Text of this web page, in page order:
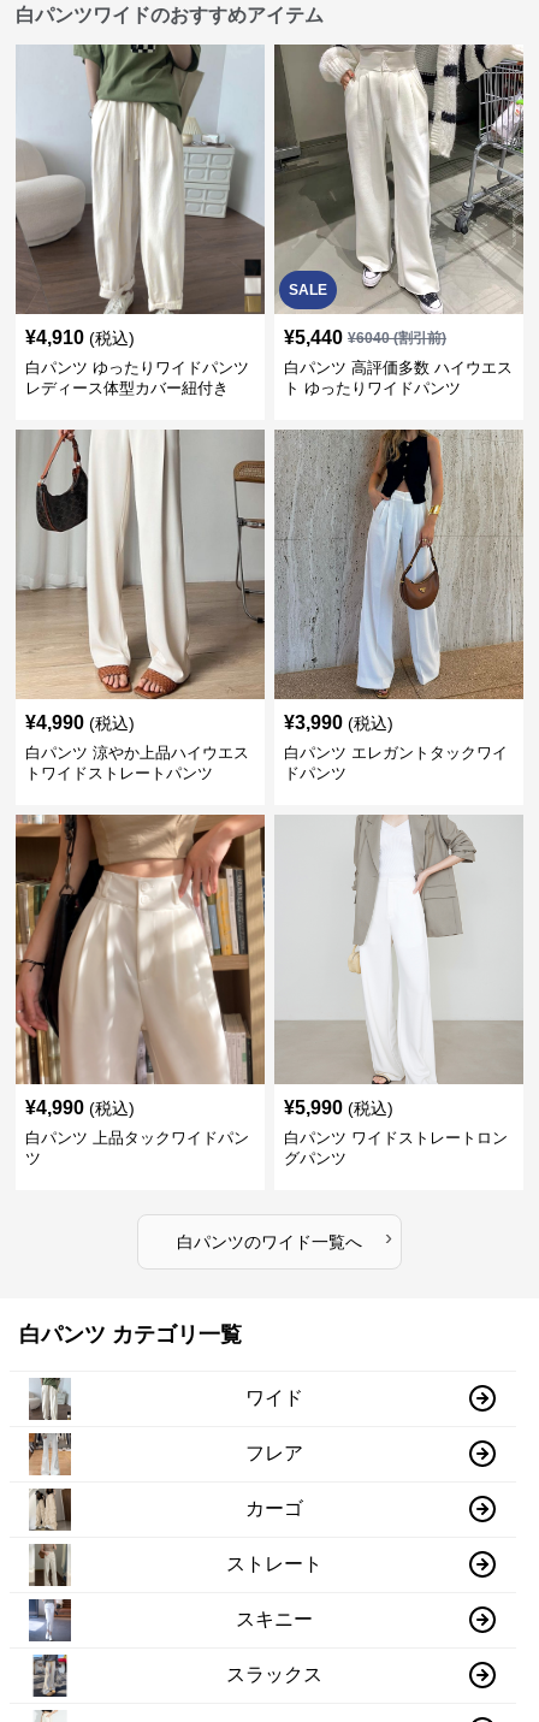
白パンツワイドのおすすめアイテム
¥4,910 (税込)
白パンツ ゆったりワイドパンツ
レディース体型カバー紐付き
SALE
¥5,440 ¥6040(割引前)
白パンツ 高評価多数 ハイウエス
ト ゆったりワイドパンツ
¥4,990 (税込)
白パンツ 涼やか上品ハイウエス
トワイドストレートパンツ
¥3,990 (税込)
白パンツ エレガントタックワイ
ドパンツ
¥4,990 (税込)
白パンツ 上品タックワイドパン
ツ
¥5,990 (税込)
白パンツ ワイドストレートロン
グパンツ
白パンツのワイド一覧へ ›
白パンツ カテゴリ一覧
ワイド
フレア
カーゴ
ストレート
スキニー
スラックス